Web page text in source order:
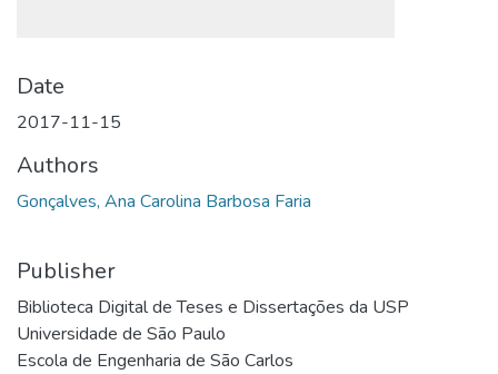
Date
2017-11-15
Authors
Gonçalves, Ana Carolina Barbosa Faria
Publisher
Biblioteca Digital de Teses e Dissertações da USP
Universidade de São Paulo
Escola de Engenharia de São Carlos